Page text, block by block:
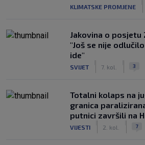
KLIMATSKE PROMJENE
Jakovina o posjetu
"Još se nije
ide"
SVIJET 7. kol. 3
Totalni kolaps na
granica
putnici završili na
VIJESTI 2. kol. 7